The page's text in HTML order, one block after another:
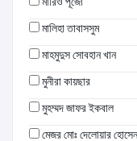
মালিহা তাবাসসুম
মাহমুদুস সোবহান খান
মুনীরা কায়ছার
মুহম্মদ জাফর ইকবাল
মেজর মোঃ দেলোয়ার